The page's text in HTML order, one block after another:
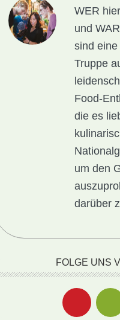
WER
und
sind
Truppe
Food-
die es
um den
darüber
FOLGE UNS